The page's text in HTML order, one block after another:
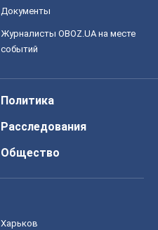
Документы
Журналисты OBOZ.UA на месте
событий
Политика
Расследования
Общество
Харьков